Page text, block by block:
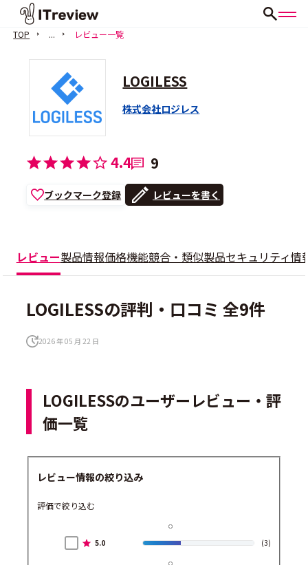
TOP ... レビュー一覧
LOGILESS
株式会社ロジレス
4.4 9
ブックマーク登録 レビューを書く
レビュー製品情報価格機能競合・類似製品セキュリティ情
LOGILESSの評判・口コミ 全9件
2026 年 05 月 22 日
LOGILESSのユーザーレビュー・評
価一覧
レビュー情報の絞り込み
評価で絞り込む
5.0 (3)